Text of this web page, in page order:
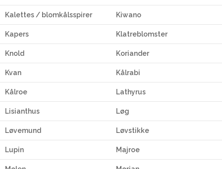
Kalettes / blomkålsspirer Kiwano
Kapers Klatreblomster
Knold Koriander
Kvan Kålrabi
Kålroe Lathyrus
Lisianthus Løg
Løvemund Løvstikke
Lupin Majroe